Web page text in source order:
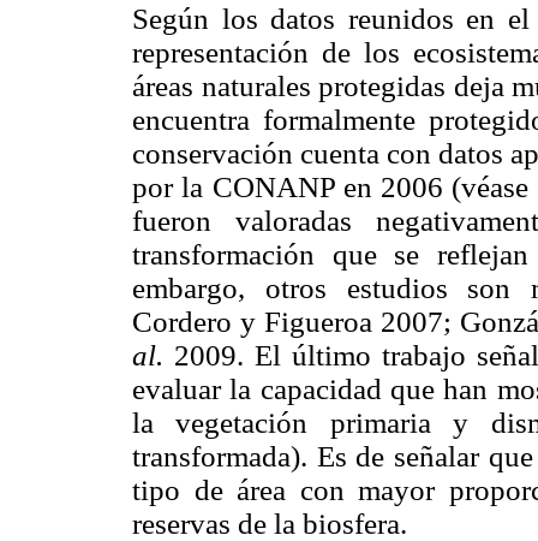
Según los datos reunidos en
representación de los
áreas naturales protegidas deja
encuentra formalmente
conservación cuenta con datos
por la CONANP en 2006
fueron valoradas
transformación que se
embargo, otros estudios son
Cordero y Figueroa 2007;
al. 2009. El último trabajo
evaluar la capacidad que han
la vegetación primaria y
transformada). Es de señalar
tipo de área con mayor
reservas de la biosfera.